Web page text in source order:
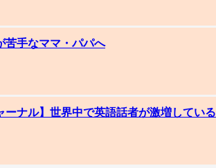
苦手なママ・パパへ
ナル】世界中で英語話者が激増している